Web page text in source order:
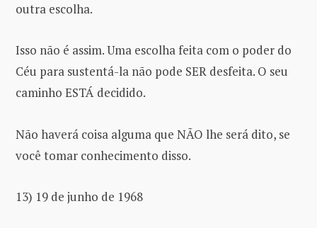
outra escolha.
Isso não é assim. Uma escolha feita com o poder do
Céu para sustentá-la não pode SER desfeita. O seu
caminho ESTÁ decidido.
Não haverá coisa alguma que NÃO lhe será dito, se
você tomar conhecimento disso.
13) 19 de junho de 1968